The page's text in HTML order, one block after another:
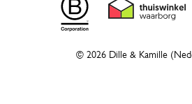
© 2026 Dille & Kamille